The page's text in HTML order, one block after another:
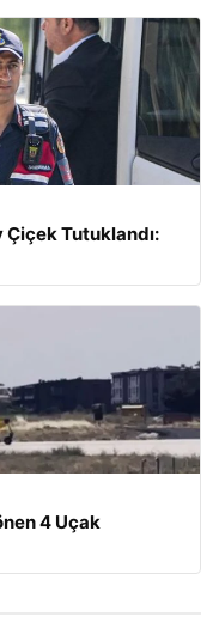
Çiçek Tutuklandı:
4 Uçak